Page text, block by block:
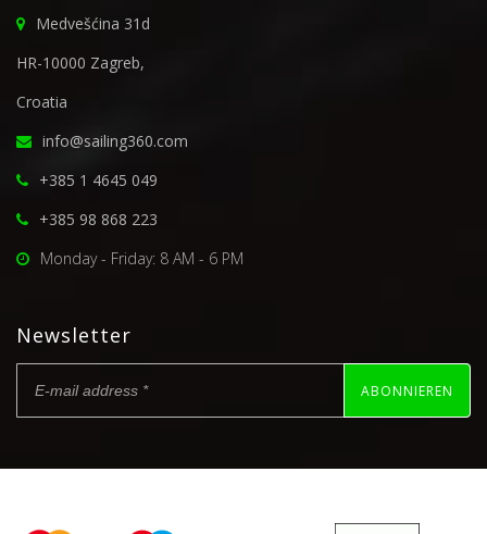
Medvešćina 31d
HR-10000 Zagreb,
Croatia
info@sailing360.com
+385 1 4645 049
+385 98 868 223
Monday - Friday: 8 AM - 6 PM
Newsletter
ABONNIEREN